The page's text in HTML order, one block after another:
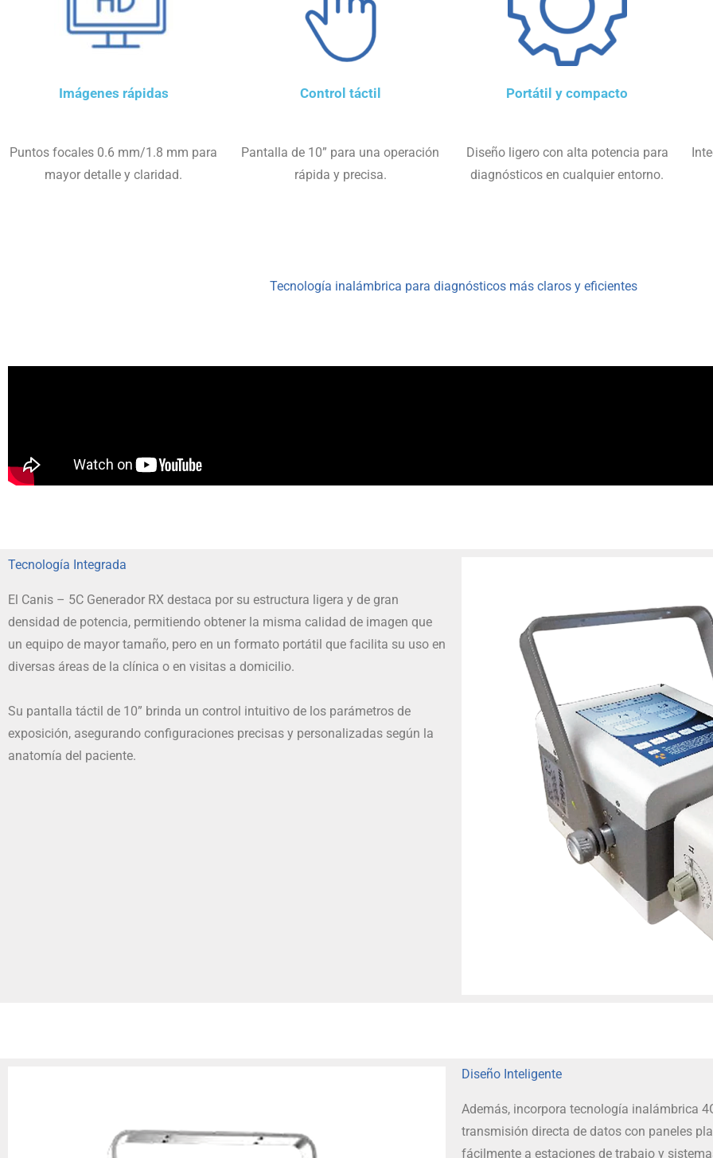
Imágenes rápidas
Puntos focales 0.6 mm/1.8 mm para
mayor detalle y claridad.
Control táctil
Pantalla de 10” para una operación
rápida y precisa.
Portátil y compacto
Diseño ligero con alta potencia para
diagnósticos en cualquier entorno.
Tecnología inalámbrica para diagnósticos más claros y eficientes
Tecnología Integrada
El Canis – 5C Generador RX destaca por su estructura ligera y de gran
densidad de potencia, permitiendo obtener la misma calidad de imagen que
un equipo de mayor tamaño, pero en un formato portátil que facilita su uso en
diversas áreas de la clínica o en visitas a domicilio.
Su pantalla táctil de 10” brinda un control intuitivo de los parámetros de
exposición, asegurando configuraciones precisas y personalizadas según la
anatomía del paciente.
Diseño Inteligente
Además, incorpora tecnología inalámbrica
transmisión directa de datos con paneles
fácilmente a estaciones de trabajo y